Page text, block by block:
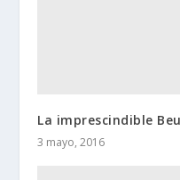
La imprescindible
3 mayo, 2016